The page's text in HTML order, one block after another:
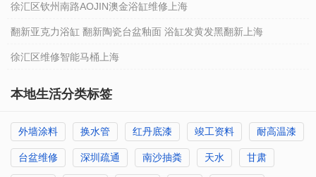
徐汇区钦州南路AOJIN澳金浴缸维修上海
翻新亚克力浴缸 翻新陶瓷台盆釉面 浴缸发黄发黑翻新上海
徐汇区维修智能马桶上海
本地生活分类标签
外墙涂料 换水管 红丹底漆 竣工资料 耐高温漆
台盆维修 深圳疏通 南沙抽粪 天水 甘肃